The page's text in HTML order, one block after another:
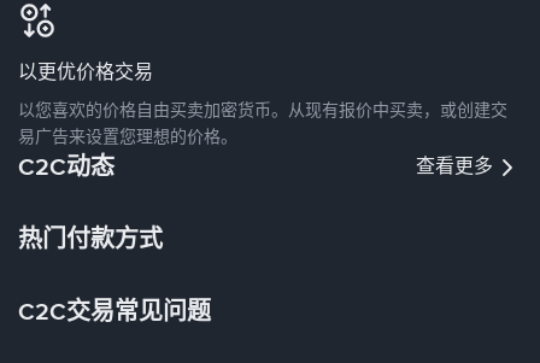
以更优价格交易
以您喜欢的价格自由买卖加密货币。从现有报价中买卖，或创建交
易广告来设置您理想的价格。
C2C动态 查看更多
热门付款方式
C2C交易常见问题